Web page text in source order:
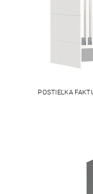
POSTIEĽKA